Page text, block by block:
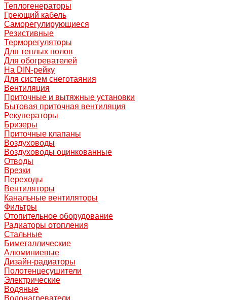
Теплогенераторы
Греющий кабель
Саморегулирующиеся
Резистивные
Терморегуляторы
Для теплых полов
Для обогревателей
На DIN-рейку
Для систем снеготаяния
Вентиляция
Приточные и вытяжные установки
Бытовая приточная вентиляция
Рекуператоры
Бризеры
Приточные клапаны
Воздуховоды
Воздуховоды оцинкованные
Отводы
Врезки
Переходы
Вентиляторы
Канальные вентиляторы
Фильтры
Отопительное оборудование
Радиаторы отопления
Стальные
Биметаллические
Алюминиевые
Дизайн-радиаторы
Полотенцесушители
Электрические
Водяные
Водонагреватели